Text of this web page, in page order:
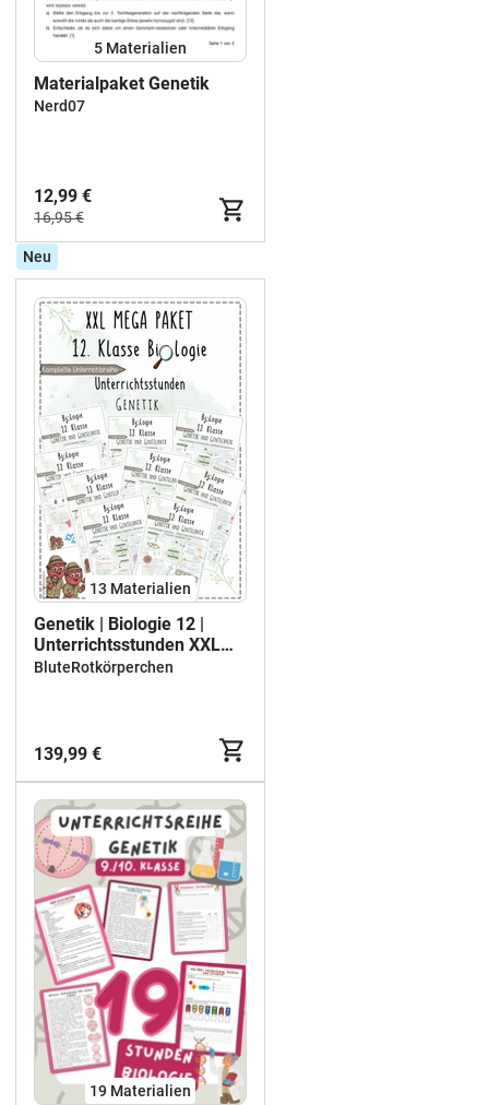
5 Materialien
Materialpaket Genetik
Nerd07
12,99 €
16,95 €
Neu
13 Materialien
Genetik | Biologie 12 |
Unterrichtsstunden XXL
Materialpaket
BluteRotkörperchen
139,99 €
19 Materialien